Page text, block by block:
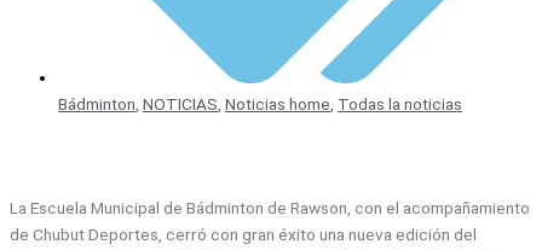
Bádminton, NOTICIAS, Noticias home, Todas la noticias
La Escuela Municipal de Bádminton de Rawson, con el acompañamiento
de Chubut Deportes, cerró con gran éxito una nueva edición del